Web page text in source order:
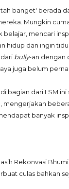
banget' berada
Mungkin
mencari
dan ingin
bully-an dengan
juga belum
bagian dari LSM
banyak
Rekonvasi
culas bahkan